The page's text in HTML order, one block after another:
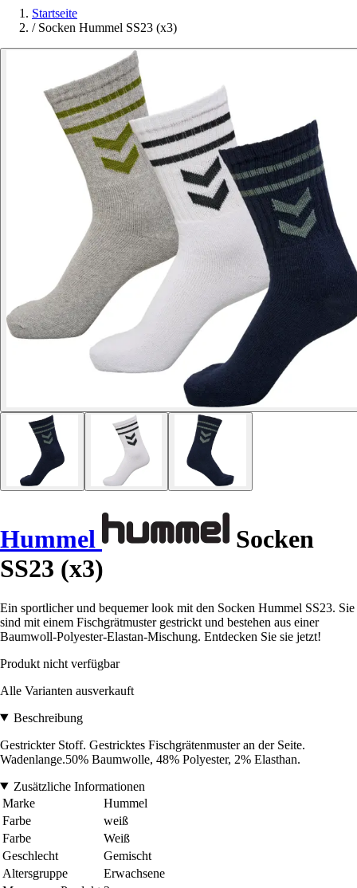
Startseite
/ Socken Hummel SS23 (x3)
Hummel
Socken
SS23 (x3)
Ein sportlicher und bequemer look mit den Socken Hummel SS23. Sie
sind mit einem Fischgrätmuster gestrickt und bestehen aus einer
Baumwoll-Polyester-Elastan-Mischung. Entdecken Sie sie jetzt!
Produkt nicht verfügbar
Alle Varianten ausverkauft
Beschreibung
Gestrickter Stoff. Gestricktes Fischgrätenmuster an der Seite.
Wadenlange.50% Baumwolle, 48% Polyester, 2% Elasthan.
Zusätzliche Informationen
Marke
Hummel
Farbe
weiß
Farbe
Weiß
Geschlecht
Gemischt
Altersgruppe
Erwachsene